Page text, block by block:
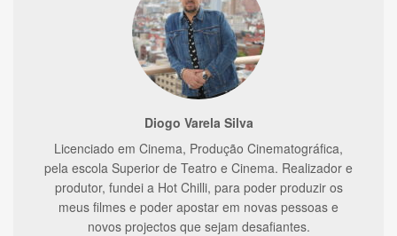
Diogo Varela Silva
Licenciado em Cinema, Produção Cinematográfica,
pela escola Superior de Teatro e Cinema. Realizador e
produtor, fundei a Hot Chilli, para poder produzir os
meus filmes e poder apostar em novas pessoas e
novos projectos que sejam desafiantes.